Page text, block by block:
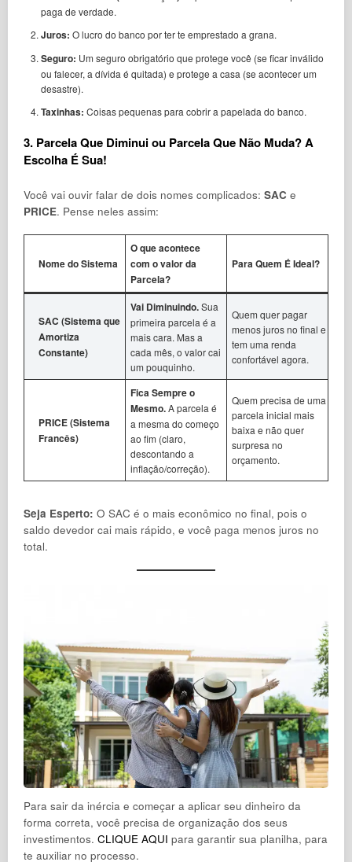
paga de verdade.
Juros: O lucro do banco por ter te emprestado a grana.
Seguro: Um seguro obrigatório que protege você (se ficar inválido
ou falecer, a dívida é quitada) e protege a casa (se acontecer um
desastre).
Taxinhas: Coisas pequenas para cobrir a papelada do banco.
3. Parcela Que Diminui ou Parcela Que Não Muda? A
Escolha É Sua!
Você vai ouvir falar de dois nomes complicados: SAC e
PRICE. Pense neles assim:
Nome do Sistema
O que acontece
com o valor da
Parcela?
Para Quem É Ideal?
SAC (Sistema que
Amortiza
Constante)
Vai Diminuindo.Sua
primeira parcela é a
mais cara. Mas a
cada mês, o valor cai
um pouquinho.
Quem quer pagar
menos juros no final e
tem uma renda
confortável agora.
PRICE (Sistema
Francês)
Fica Sempre o
Mesmo.A parcela é
a mesma do começo
ao fim (claro,
descontando a
inflação/correção).
Quem precisa de uma
parcela inicial mais
baixa e não quer
surpresa no
orçamento.
Seja Esperto: O SAC é o mais econômico no final, pois o
saldo devedor cai mais rápido, e você paga menos juros no
total.
Para sair da inércia e começar a aplicar seu dinheiro da
forma correta, você precisa de organização dos seus
investimentos. CLIQUE AQUI para garantir sua planilha, para
te auxiliar no processo.